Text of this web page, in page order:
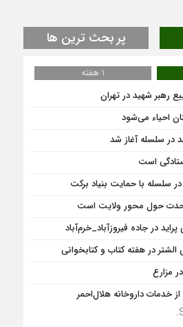
پر بحث ترین ها
1 هفته
رهبر شهید در تهران
در سلسله آغاز شد
است
حول محور ولایت است
در جاده فیروزآباد_خرم‌آباد
در هفته کتاب و کتابخوانی
مزارع